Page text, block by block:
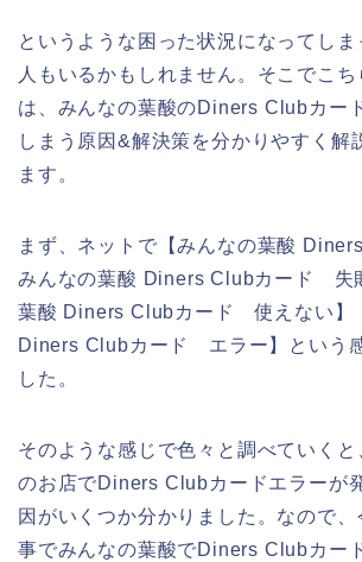
というような困った状況になってしま
人もいるかもしれません。そこでこ
は、みんなの葉酸のDiners Clubカー
しまう原因&解決策を分かりやすく解
ます。
まず、ネットで【みんなの葉酸
みんなの葉酸 Diners Clubカード 失
葉酸 Diners Clubカード 使えない】
Diners Clubカード エラー】という
した。
そのような感じで色々と調べていくと
のお店でDiners Clubカードエラーが
因がいくつか分かりました。なので
事でみんなの葉酸でDiners Clubカー